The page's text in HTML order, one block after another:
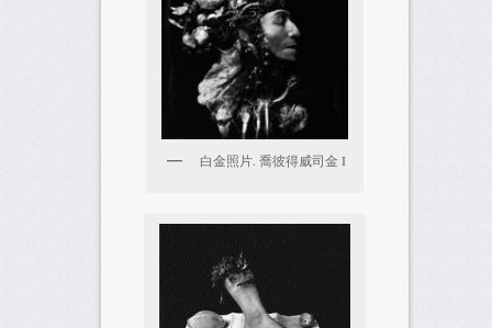
白金照片. 喬彼得威司金 I